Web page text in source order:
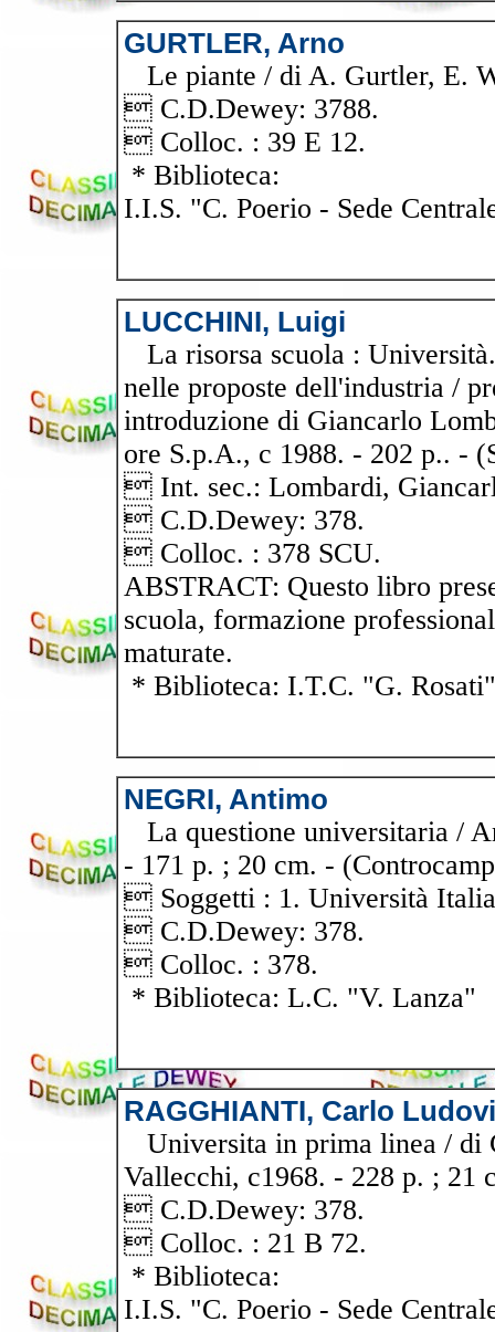
GURTLER, Arno
Le piante / di A. Gurtler, E.
 C.D.Dewey: 3788.
 Colloc. : 39 E 12.
* Biblioteca:
I.I.S. "C. Poerio - Sede
LUCCHINI, Luigi
La risorsa scuola :
nelle proposte dell'industria /
introduzione di Giancarlo
ore S.p.A., c 1988. - 202 p.. -
 Int. sec.: Lombardi,
 C.D.Dewey: 378.
 Colloc. : 378 SCU.
ABSTRACT: Questo libro
scuola, formazione
maturate.
* Biblioteca: I.T.C. "G. Rosati"
NEGRI, Antimo
La questione universitaria /
- 171 p. ; 20 cm. -
 Soggetti : 1. Università
 C.D.Dewey: 378.
 Colloc. : 378.
* Biblioteca: L.C. "V. Lanza"
RAGGHIANTI, Carlo
Universita in prima linea / di
Vallecchi, c1968. - 228 p. ; 21
 C.D.Dewey: 378.
 Colloc. : 21 B 72.
* Biblioteca:
I.I.S. "C. Poerio - Sede